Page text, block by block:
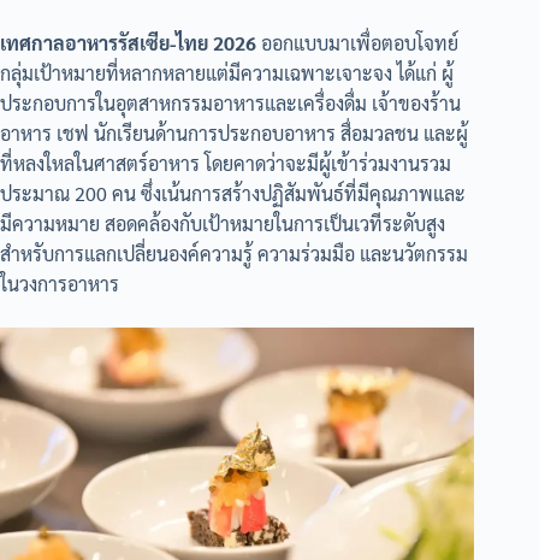
เทศกาลอาหารรัสเซีย-ไทย 2026ออกแบบมาเพื่อตอบโจทย์
กลุ่มเป้าหมายที่หลากหลายแต่มีความเฉพาะเจาะจง ได้แก่ ผู้
ประกอบการในอุตสาหกรรมอาหารและเครื่องดื่ม เจ้าของร้าน
อาหาร เชฟ นักเรียนด้านการประกอบอาหาร สื่อมวลชน และผู้
ที่หลงใหลในศาสตร์อาหาร โดยคาดว่าจะมีผู้เข้าร่วมงานรวม
ประมาณ 200 คน ซึ่งเน้นการสร้างปฏิสัมพันธ์ที่มีคุณภาพและ
มีความหมาย สอดคล้องกับเป้าหมายในการเป็นเวทีระดับสูง
สำหรับการแลกเปลี่ยนองค์ความรู้ ความร่วมมือ และนวัตกรรม
ในวงการอาหาร